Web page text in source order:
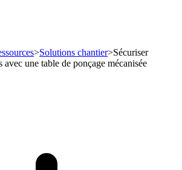
>Solutions chantier>Sécuriser
avec une table de ponçage mécanisée